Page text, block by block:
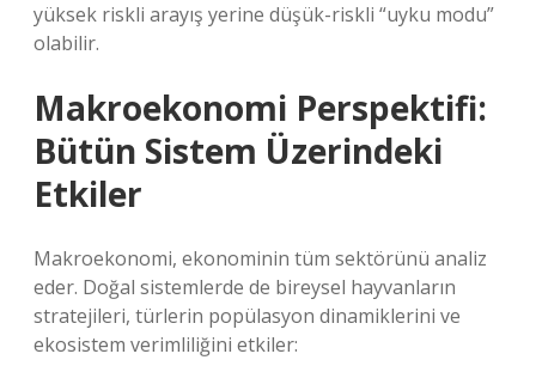
yüksek riskli arayış yerine düşük-riskli “uyku modu”
olabilir.
Makroekonomi Perspektifi:
Bütün Sistem Üzerindeki
Etkiler
Makroekonomi, ekonominin tüm sektörünü analiz
eder. Doğal sistemlerde de bireysel hayvanların
stratejileri, türlerin popülasyon dinamiklerini ve
ekosistem verimliliğini etkiler: